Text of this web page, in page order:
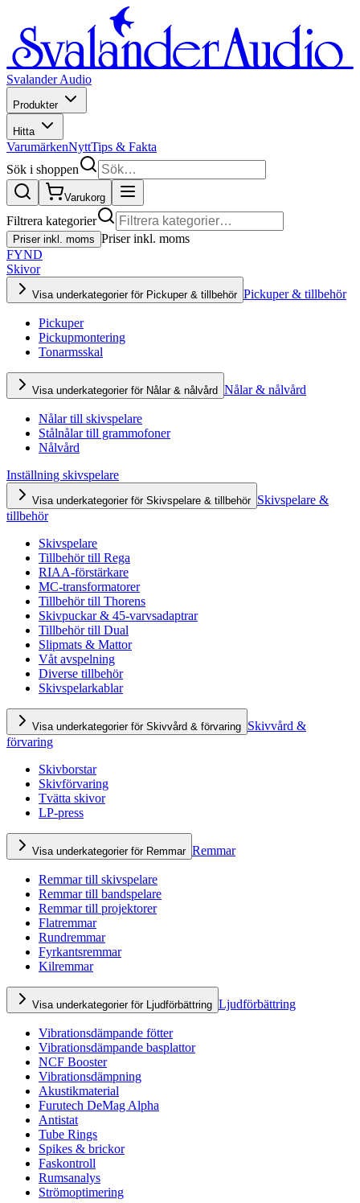
Svalander Audio
Produkter
Hitta
VarumärkenNyttTips & Fakta
Sök i shoppen
Varukorg
Filtrera kategorier
Priser inkl. moms Priser inkl. moms
FYND
Skivor
Visa underkategorier för Pickuper & tillbehör Pickuper & tillbehör
Pickuper
Pickupmontering
Tonarmsskal
Visa underkategorier för Nålar & nålvård Nålar & nålvård
Nålar till skivspelare
Stålnålar till grammofoner
Nålvård
Inställning skivspelare
Visa underkategorier för Skivspelare & tillbehör Skivspelare &
tillbehör
Skivspelare
Tillbehör till Rega
RIAA-förstärkare
MC-transformatorer
Tillbehör till Thorens
Skivpuckar & 45-varvsadaptrar
Tillbehör till Dual
Slipmats & Mattor
Våt avspelning
Diverse tillbehör
Skivspelarkablar
Visa underkategorier för Skivvård & förvaring Skivvård &
förvaring
Skivborstar
Skivförvaring
Tvätta skivor
LP-press
Visa underkategorier för Remmar Remmar
Remmar till skivspelare
Remmar till bandspelare
Remmar till projektorer
Flatremmar
Rundremmar
Fyrkantsremmar
Kilremmar
Visa underkategorier för Ljudförbättring Ljudförbättring
Vibrationsdämpande fötter
Vibrationsdämpande basplattor
NCF Booster
Vibrationsdämpning
Akustikmaterial
Furutech DeMag Alpha
Antistat
Tube Rings
Spikes & brickor
Faskontroll
Rumsanalys
Strömoptimering